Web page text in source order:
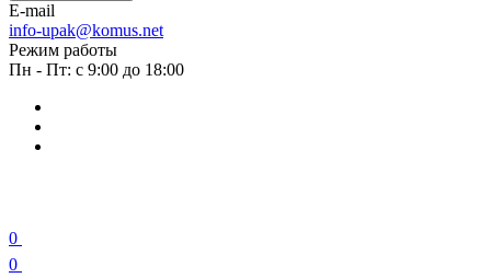
E-mail
info-upak@komus.net
Режим работы
Пн - Пт: с 9:00 до 18:00
0
0